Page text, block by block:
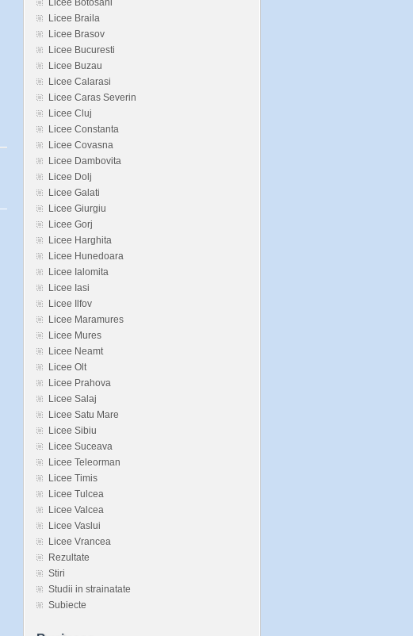
Licee Botosani
Licee Braila
Licee Brasov
Licee Bucuresti
Licee Buzau
Licee Calarasi
Licee Caras Severin
Licee Cluj
Licee Constanta
Licee Covasna
Licee Dambovita
Licee Dolj
Licee Galati
Licee Giurgiu
Licee Gorj
Licee Harghita
Licee Hunedoara
Licee Ialomita
Licee Iasi
Licee Ilfov
Licee Maramures
Licee Mures
Licee Neamt
Licee Olt
Licee Prahova
Licee Salaj
Licee Satu Mare
Licee Sibiu
Licee Suceava
Licee Teleorman
Licee Timis
Licee Tulcea
Licee Valcea
Licee Vaslui
Licee Vrancea
Rezultate
Stiri
Studii in strainatate
Subiecte